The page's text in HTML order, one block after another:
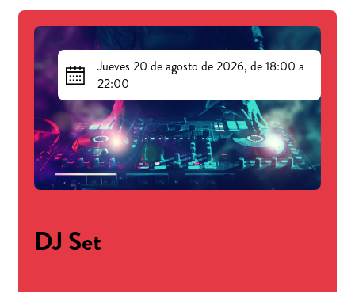
Jueves 20 de agosto de 2026, de 18:00 a
22:00
DJ Set